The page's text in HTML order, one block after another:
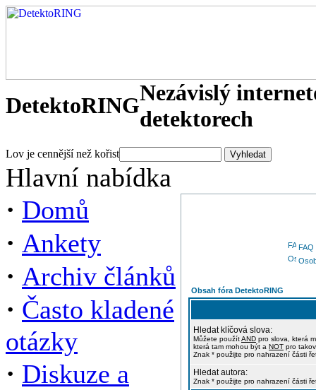
DetektoRINGNezávislý
detektorech
Lov je cennější než kořist
Hlavní nabídka
· Domů
· Ankety
· Archiv článků
· Často kladené
otázky
· Diskuze a
FAQ
Obsah fóra DetektoRING
Hledat klíčová slova:
Můžete použítAND pro slova, která
která tam mohou být a NOT pro
Znak * použijte pro nahrazení části
Hledat autora:
Znak * použijte pro nahrazení části